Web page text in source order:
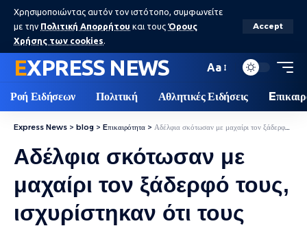
Χρησιμοποιώντας αυτόν τον ιστότοπο, συμφωνείτε
με την Πολιτική Απορρήτου και τους Όρους
Χρήσης των cookies.
Accept
EXPRESS NEWS Aa
Ροή Ειδήσεων Πολιτική Αθλητικές Ειδήσεις
Express News > blog > Eπικαιρότητα > Αδέλφια σκότωσαν με μαχαίρι τον ξάδερφό τους, ισχυρίστηκαν ότι τους κακοποιούσε
Αδέλφια σκότωσαν με
μαχαίρι τον ξάδερφό τους,
ισχυρίστηκαν ότι τους